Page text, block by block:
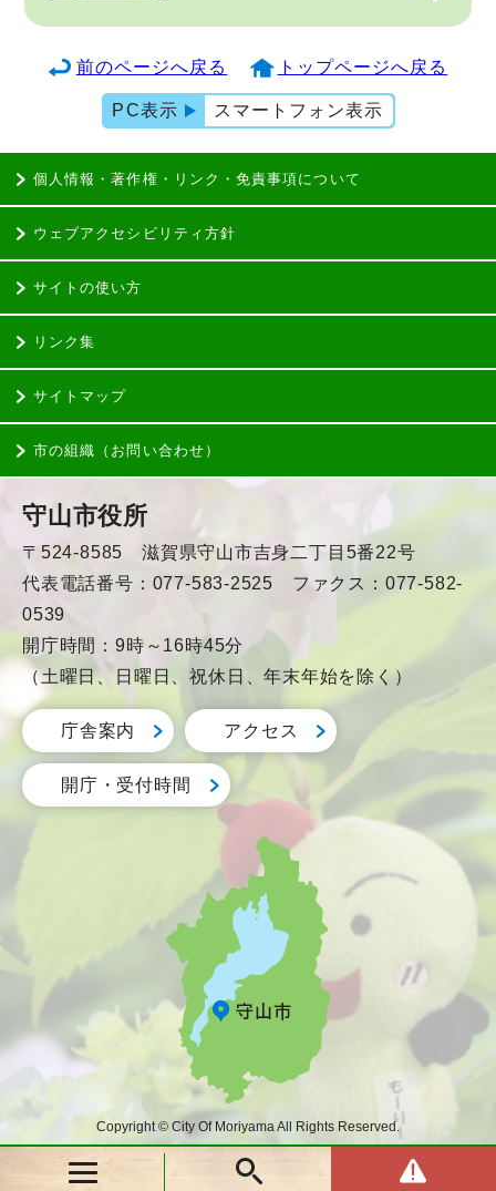
前のページへ戻る トップページへ戻る
PC表示 スマートフォン表示
個人情報・著作権・リンク・免責事項について
ウェブアクセシビリティ方針
サイトの使い方
リンク集
サイトマップ
市の組織（お問い合わせ）
守山市役所
〒524-8585 滋賀県守山市吉身二丁目5番22号
代表電話番号：077-583-2525 ファクス：077-582-
0539
開庁時間：9時～16時45分
（土曜日、日曜日、祝休日、年末年始を除く）
庁舎案内 アクセス
開庁・受付時間
Copyright © City Of Moriyama All Rights Reserved.